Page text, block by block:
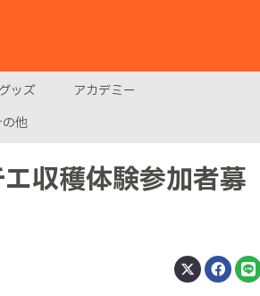
グッズ
アカデミー
の他
収穫体験参加者募